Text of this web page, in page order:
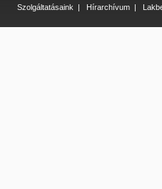
Szolgáltatásaink | Hírarchívum |